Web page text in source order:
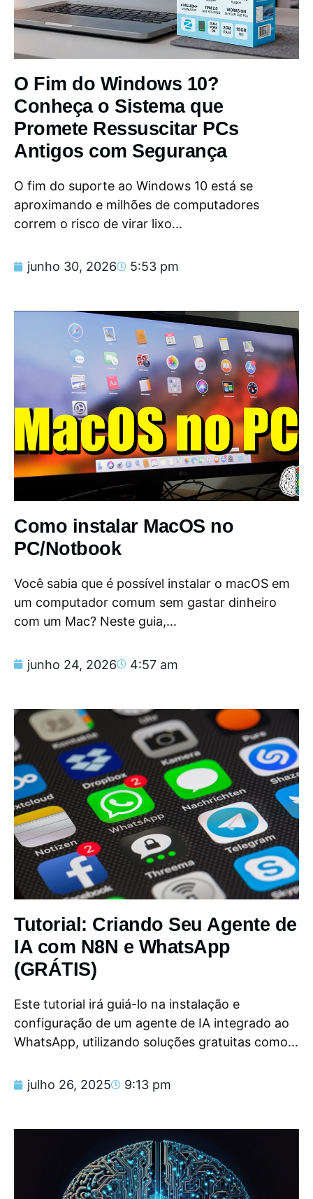
O Fim do Windows 10?
Conheça o Sistema que
Promete Ressuscitar PCs
Antigos com Segurança
O fim do suporte ao Windows 10 está se
aproximando e milhões de computadores
correm o risco de virar lixo...
junho 30, 2026 5:53 pm
Como instalar MacOS no
PC/Notbook
Você sabia que é possível instalar o macOS em
um computador comum sem gastar dinheiro
com um Mac? Neste guia,...
junho 24, 2026 4:57 am
Tutorial: Criando Seu Agente de
IA com N8N e WhatsApp
(GRÁTIS)
Este tutorial irá guiá-lo na instalação e
configuração de um agente de IA integrado ao
WhatsApp, utilizando soluções gratuitas como...
julho 26, 2025 9:13 pm